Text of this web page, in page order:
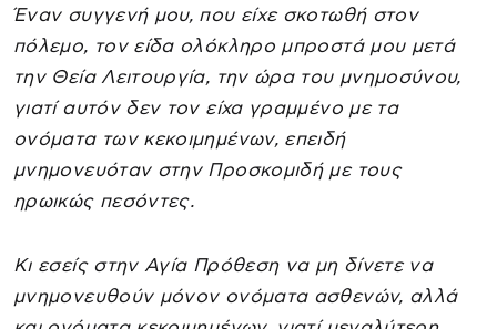
Έναν συγγενή μου, που είχε σκοτωθή στον
πόλεμο, τον είδα ολόκληρο μπροστά μου μετά
την Θεία Λειτουργία, την ώρα του μνημοσύνου,
γιατί αυτόν δεν τον είχα γραμμένο με τα
ονόματα των κεκοιμημένων, επειδή
μνημονευόταν στην Προσκομιδή με τους
ηρωικώς πεσόντες.
Κι εσείς στην Αγία Πρόθεση να μη δίνετε να
μνημονευθούν μόνον ονόματα ασθενών, αλλά